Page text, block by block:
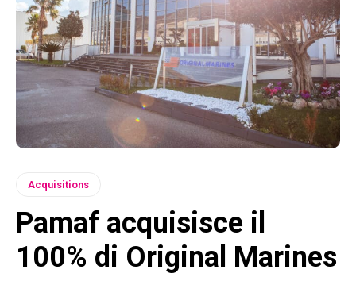
Acquisitions
Pamaf acquisisce il
100% di Original Marines